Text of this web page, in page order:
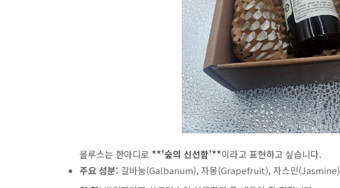
올루스는 한마디로 **'숲의 신선함'**이라고 표현하고 싶습니다.
주요 성분: 갈바눔(Galbanum), 자몽(Grapefruit), 자스민(Jasmine)